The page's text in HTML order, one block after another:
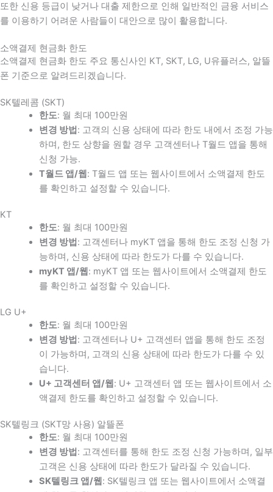
또한 신용 등급이 낮거나 대출 제한으로 인해 일반적인 금융 서비스
를 이용하기 어려운 사람들이 대안으로 많이 활용합니다.
소액결제 현금화 한도
소액결제 현금화 한도 주요 통신사인 KT, SKT, LG, U유플러스, 알뜰
폰 기준으로 알려드리겠습니다.
SK텔레콤 (SKT)
한도: 월 최대 100만원
변경 방법 : 고객의 신용 상태에 따라 한도 내에서 조정 가능
하며, 한도 상향을 원할 경우 고객센터나 T월드 앱을 통해
신청 가능.
T월드 앱/웹 : T월드 앱 또는 웹사이트에서 소액결제 한도
를 확인하고 설정할 수 있습니다.
KT
한도: 월 최대 100만원
변경 방법 : 고객센터나 myKT 앱을 통해 한도 조정 신청 가
능하며, 신용 상태에 따라 한도가 다를 수 있습니다.
myKT 앱/웹 : myKT 앱 또는 웹사이트에서 소액결제 한도
를 확인하고 설정할 수 있습니다.
LG U+
한도: 월 최대 100만원
변경 방법 : 고객센터나 U+ 고객센터 앱을 통해 한도 조정
이 가능하며, 고객의 신용 상태에 따라 한도가 다를 수 있
습니다.
U+ 고객센터 앱/웹 : U+ 고객센터 앱 또는 웹사이트에서 소
액결제 한도를 확인하고 설정할 수 있습니다.
SK텔링크 (SKT망 사용) 알뜰폰
한도: 월 최대 100만원
변경 방법 : 고객센터를 통해 한도 조정 신청 가능하며, 일부
고객은 신용 상태에 따라 한도가 달라질 수 있습니다.
SK텔링크 앱/웹 : SK텔링크 앱 또는 웹사이트에서 소액결